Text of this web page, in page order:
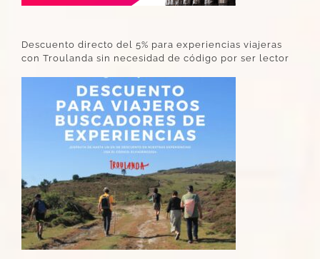
Descuento directo del 5% para experiencias viajeras
con Troulanda sin necesidad de código por ser lector